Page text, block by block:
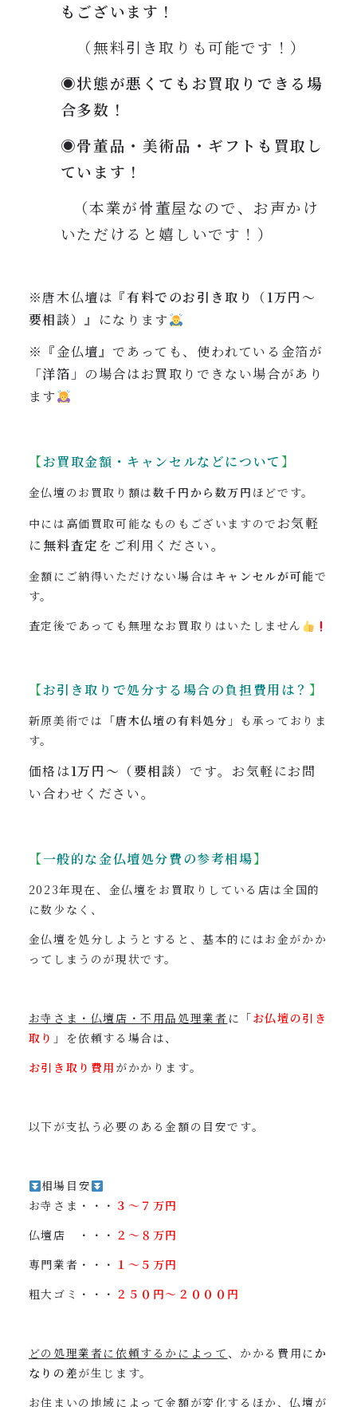
もございます！
（無料引き取りも可能です！）
◉状態が悪くてもお買取りできる場
合多数！
◉骨董品・美術品・ギフトも買取し
ています！
（本業が骨董屋なので、お声かけ
いただけると嬉しいです！）
※唐木仏壇は『有料でのお引き取り（1万円〜
要相談）』になります
※『金仏壇』であっても、使われている金箔が
「洋箔」 の場合はお買取りできない場合があり
ます
【お買取金額・キャンセルなどについて】
金仏壇のお買取り額は数千円から数万円 ほどです。
中には高価買取可能なものもございますので お気軽
に無料査定 をご利用ください。
金額にご納得いただけない場合は キャンセルが可能で
す。
査定後であっても無理なお買取りはいたしません
【お引き取りで処分する場合の負担費用は？ 】
新原美術では 「唐木仏壇の有料処分」
も承っておりま
す。
価格は1万円〜（要相談）です。 お気軽にお問
い合わせください。
【一般的な金仏壇処分費の参考相場】
2023年現在、金仏壇をお買取りしている店は全国的
に数少なく、
金仏壇を処分しようとすると、基本的にはお金がかか
ってしまうのが現状です。
お寺さま・仏壇店・不用品処理業者 に「お仏壇の引き
取り 」を依頼する場合は、
お引き取り費用 がかかります。
以下が支払う必要のある金額の目安です。
相場目安
お寺さま・・・ ３〜７万円
仏壇店 ・・・ ２〜８万円
専門業者・・・ １〜５万円
粗大ゴミ・・・ ２５０円〜２０００円
どの処理業者に依頼するかによって、かかる費用に か
なりの差が生じます。
お住まいの地域によって金額が変化するほか、仏壇が